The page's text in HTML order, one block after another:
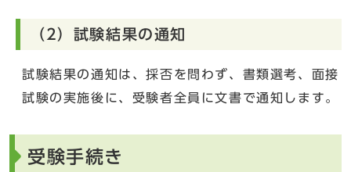
（2）試験結果の通知
試験結果の通知は、採否を問わず、書類選考、面接
試験の実施後に、受験者全員に文書で通知します。
受験手続き